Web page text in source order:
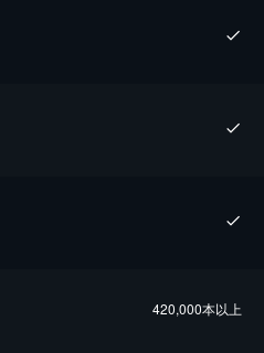
420,000本以上